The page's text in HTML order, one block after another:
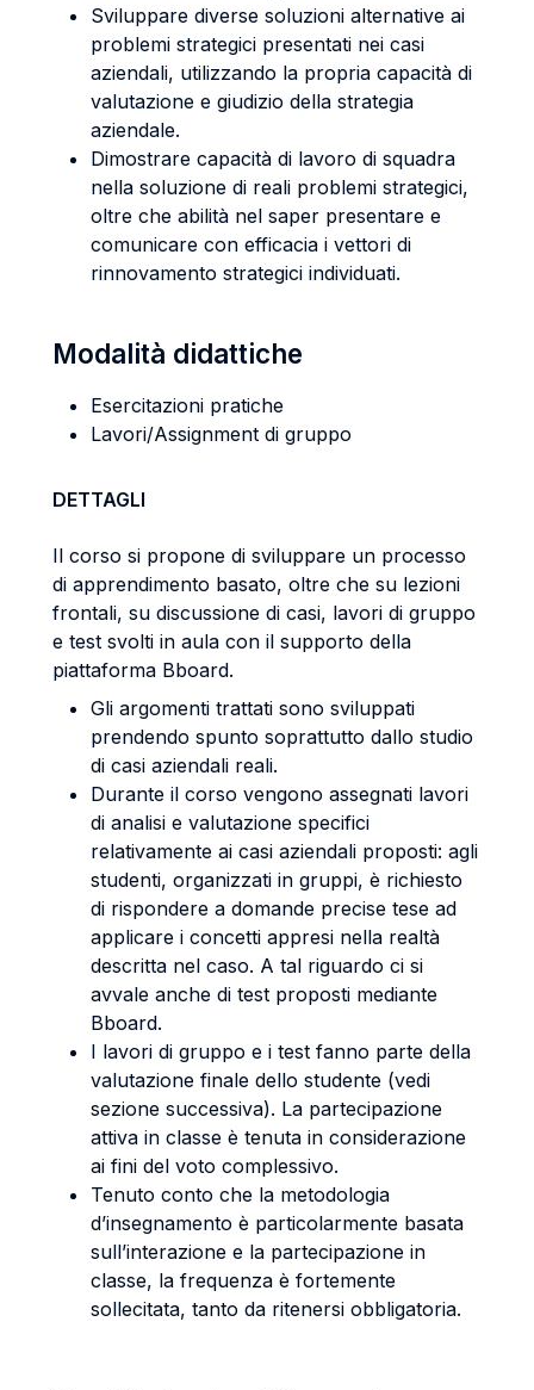
Sviluppare diverse soluzioni alternative ai
problemi strategici presentati nei casi
aziendali, utilizzando la propria capacità di
valutazione e giudizio della strategia
aziendale.
Dimostrare capacità di lavoro di squadra
nella soluzione di reali problemi strategici,
oltre che abilità nel saper presentare e
comunicare con efficacia i vettori di
rinnovamento strategici individuati.
Modalità didattiche
Esercitazioni pratiche
Lavori/Assignment di gruppo
DETTAGLI
Il corso si propone di sviluppare un processo
di apprendimento basato, oltre che su lezioni
frontali, su discussione di casi, lavori di gruppo
e test svolti in aula con il supporto della
piattaforma Bboard.
Gli argomenti trattati sono sviluppati
prendendo spunto soprattutto dallo studio
di casi aziendali reali.
Durante il corso vengono assegnati lavori
di analisi e valutazione specifici
relativamente ai casi aziendali proposti: agli
studenti, organizzati in gruppi, è richiesto
di rispondere a domande precise tese ad
applicare i concetti appresi nella realtà
descritta nel caso. A tal riguardo ci si
avvale anche di test proposti mediante
Bboard.
I lavori di gruppo e i test fanno parte della
valutazione finale dello studente (vedi
sezione successiva). La partecipazione
attiva in classe è tenuta in considerazione
ai fini del voto complessivo.
Tenuto conto che la metodologia
d’insegnamento è particolarmente basata
sull’interazione e la partecipazione in
classe, la frequenza è fortemente
sollecitata, tanto da ritenersi obbligatoria.